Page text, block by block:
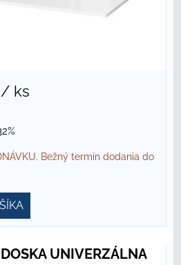
/ ks
Bežný termín dodania do
UNIVERZÁLNA